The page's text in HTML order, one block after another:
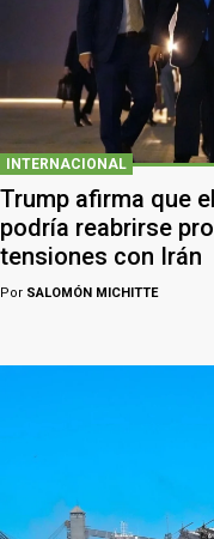
INTERNACIONAL
Trump afirma que
podría reabrirse
tensiones con Irán
Por SALOMÓN MICHITTE